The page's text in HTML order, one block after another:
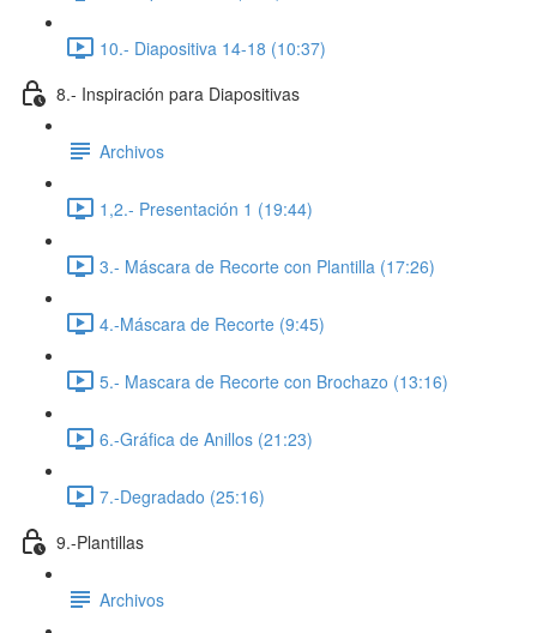
10.- Diapositiva 14-18 (10:37)
8.- Inspiración para Diapositivas
Archivos
1,2.- Presentación 1 (19:44)
3.- Máscara de Recorte con Plantilla (17:26)
4.-Máscara de Recorte (9:45)
5.- Mascara de Recorte con Brochazo (13:16)
6.-Gráfica de Anillos (21:23)
7.-Degradado (25:16)
9.-Plantillas
Archivos